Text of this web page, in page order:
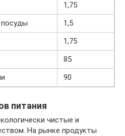
1,75
1,5
1,75
85
90
питания
чистые и
На рынке продукты